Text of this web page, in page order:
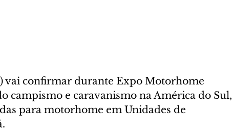
vai confirmar durante Expo Motorhome
campismo e caravanismo na América do Sul,
para motorhome em Unidades de